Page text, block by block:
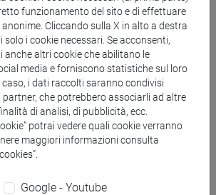
funzionamento del sito e di effettuare
Cliccando sulla X in alto a destra
i cookie necessari. Se acconsenti,
altri cookie che abilitano le
media e forniscono statistiche sul loro
i dati raccolti saranno condivisi
che potrebbero associarli ad altre
di analisi, di pubblicità, ecc.
potrai vedere quali cookie verranno
maggiori informazioni consulta
Google - Youtube